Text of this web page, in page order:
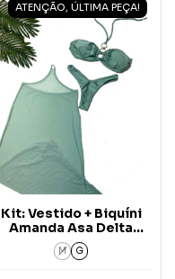
ATENÇÃO, ÚLTIMA PEÇA!
Kit: Vestido + Biquíni
Amanda Asa Delta
Verde Menta Aura (3
peças)
M G